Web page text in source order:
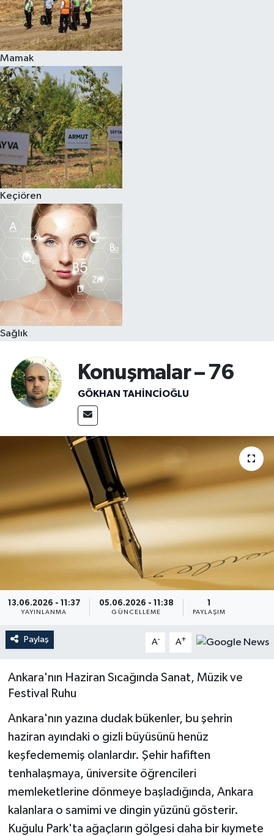
Mamak
Keçiören
Sağlık
Konuşmalar – 76
GÖKHAN TAHINCIOĞLU
13.06.2026 - 11:37
YAYINLANMA
05.06.2026 - 11:38
GÜNCELLEME PAYLAŞIM
Paylaş A- A+
Ankara'nın Haziran Sıcağında Sanat, Müzik ve
Festival Ruhu
Ankara'nın yazına dudak bükenler, bu şehrin
haziran ayındaki o gizli büyüsünü henüz
keşfedememiş olanlardır. Şehir hafiften
tenhalaşmaya, üniversite öğrencileri
memleketlerine dönmeye başladığında, Ankara
kalanlara o samimi ve dingin yüzünü gösterir.
Kuğulu Park'ta ağaçların gölgesi daha bir kıymete